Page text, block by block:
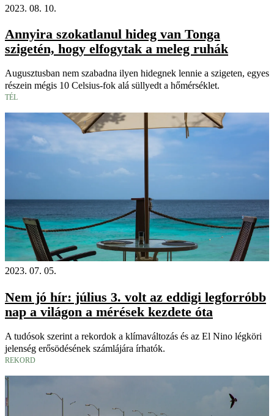
2023. 08. 10.
Annyira szokatlanul hideg van Tonga
szigetén, hogy elfogytak a meleg ruhák
Augusztusban nem szabadna ilyen hidegnek lennie a szigeten, egyes
részein mégis 10 Celsius-fok alá süllyedt a hőmérséklet.
TÉL
2023. 07. 05.
Nem jó hír: július 3. volt az eddigi legforróbb
nap a világon a mérések kezdete óta
A tudósok szerint a rekordok a klímaváltozás és az El Nino légköri
jelenség erősödésének számlájára írhatók.
REKORD